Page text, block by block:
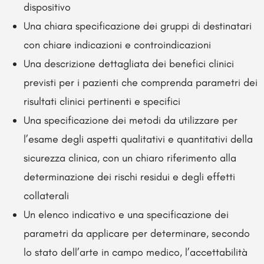
dispositivo
Una chiara specificazione dei gruppi di destinatari
con chiare indicazioni e controindicazioni
Una descrizione dettagliata dei benefici clinici
previsti per i pazienti che comprenda parametri dei
risultati clinici pertinenti e specifici
Una specificazione dei metodi da utilizzare per
l’esame degli aspetti qualitativi e quantitativi della
sicurezza clinica, con un chiaro riferimento alla
determinazione dei rischi residui e degli effetti
collaterali
Un elenco indicativo e una specificazione dei
parametri da applicare per determinare, secondo
lo stato dell’arte in campo medico, l’accettabilità